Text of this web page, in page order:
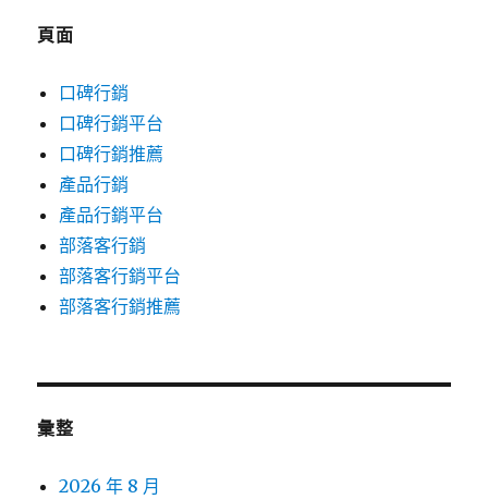
頁面
口碑行銷
口碑行銷平台
口碑行銷推薦
產品行銷
產品行銷平台
部落客行銷
部落客行銷平台
部落客行銷推薦
彙整
2026 年 8 月